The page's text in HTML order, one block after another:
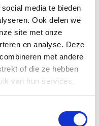
media te bieden
Ook delen we
site met onze
en analyse. Deze
met andere
of die ze hebben
van hun services.